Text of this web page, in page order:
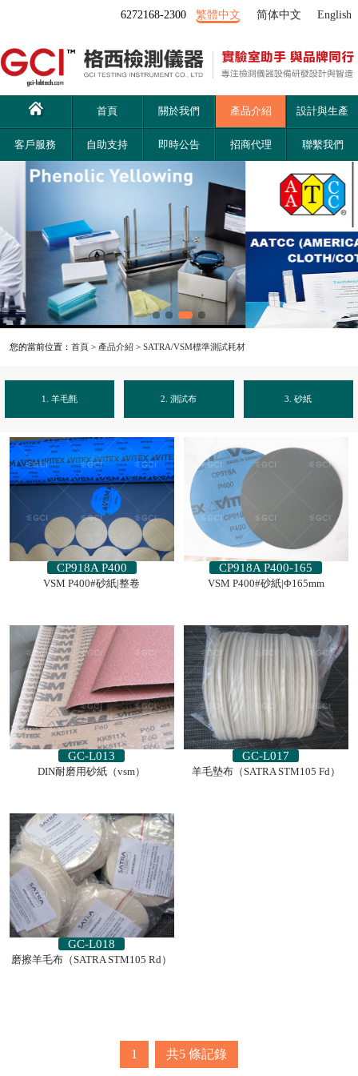
6272168-2300 繁體中文 简体中文 English
首頁 關於我們 產品介紹 設計與生產
客戶服務 自助支持 即時公告 招商代理 聯繫我們
您的當前位置： 首頁> 產品介紹> SATRA/VSM標準測試耗材
1. 羊毛氈 2. 測試布 3. 砂紙
CP918A P400
VSM P400#砂紙|整卷
CP918A P400-165
VSM P400#砂紙|Φ165mm
GC-L013
DIN耐磨用砂紙（vsm）
GC-L017
羊毛墊布（SATRA STM105 Fd）
GC-L018
磨擦羊毛布（SATRA STM105 Rd）
1 共5 條記錄